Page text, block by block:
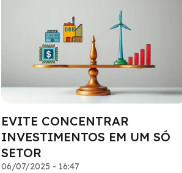
EVITE CONCENTRAR
INVESTIMENTOS EM UM SÓ
SETOR
06/07/2025 - 16:47